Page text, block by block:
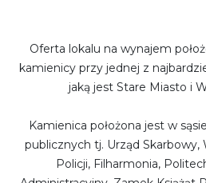
Oferta lokalu na wynajem
kamienicy przy jednej z
jaką jest Stare Miasto i
Kamienica położona jest w
publicznych tj. Urząd
Policji, Filharmonia,